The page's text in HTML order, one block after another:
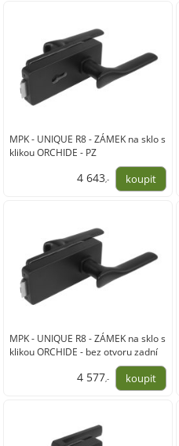
MPK - UNIQUE R8 - ZÁMEK na sklo s
klikou ORCHIDE - PZ
4 643,-
MPK - UNIQUE R8 - ZÁMEK na sklo s
klikou ORCHIDE - bez otvoru zadní
4 577,-